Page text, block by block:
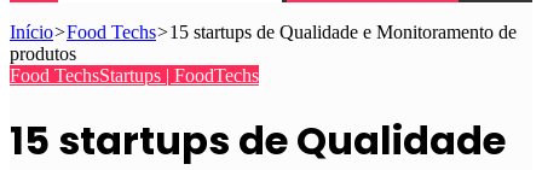
Início>Food Techs>15 startups de Qualidade e Monitoramento de
produtos
Food TechsStartups | FoodTechs
15 startups de Qualidade